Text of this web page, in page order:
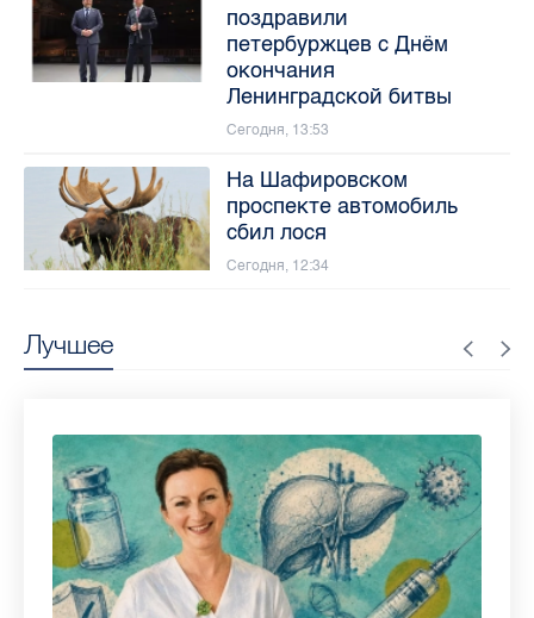
Лучшее
поздравили
петербуржцев с Днём
окончания
Ленинградской битвы
Сегодня, 13:53
На Шафировском
проспекте автомобиль
сбил лося
Сегодня, 12:34